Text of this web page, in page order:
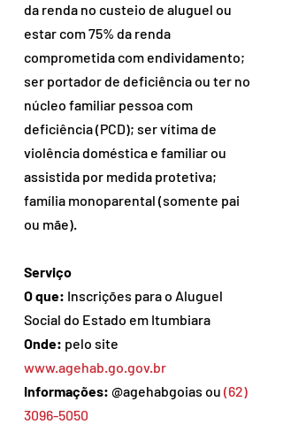
da renda no custeio de aluguel ou
estar com 75% da renda
comprometida com endividamento;
ser portador de deficiência ou ter no
núcleo familiar pessoa com
deficiência (PCD); ser vítima de
violência doméstica e familiar ou
assistida por medida protetiva;
família monoparental (somente pai
ou mãe).
Serviço
O que: Inscrições para o Aluguel
Social do Estado em Itumbiara
Onde: pelo site
www.agehab.go.gov.br
Informações: @agehabgoias ou (62)
3096-5050